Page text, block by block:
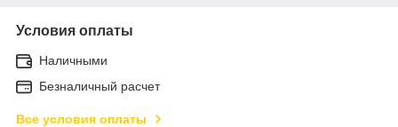
Условия оплаты
Наличными
Безналичный расчет
Все условия оплаты